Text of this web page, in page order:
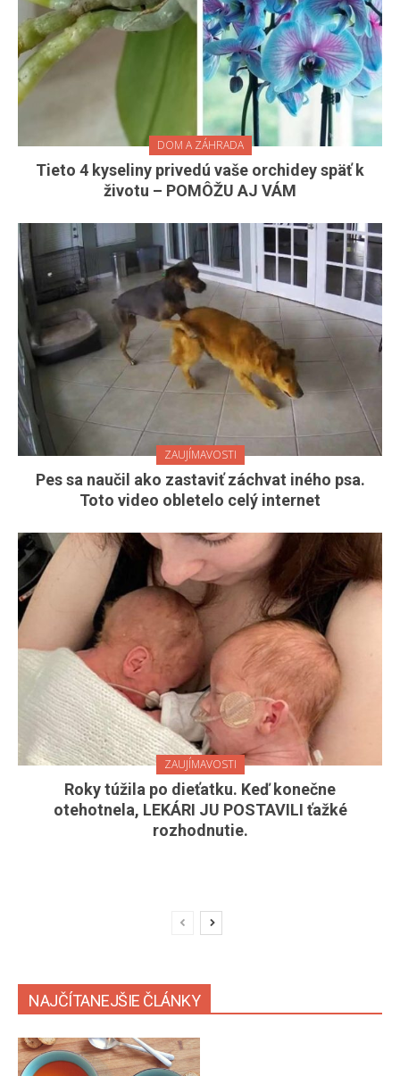
DOM A ZÁHRADA
Tieto 4 kyseliny privedú vaše orchidey späť k
životu – POMÔŽU AJ VÁM
ZAUJÍMAVOSTI
Pes sa naučil ako zastaviť záchvat iného psa.
Toto video obletelo celý internet
ZAUJÍMAVOSTI
Roky túžila po dieťatku. Keď konečne
otehotnela, LEKÁRI JU POSTAVILI ťažké
rozhodnutie.
NAJČÍTANEJŠIE ČLÁNKY